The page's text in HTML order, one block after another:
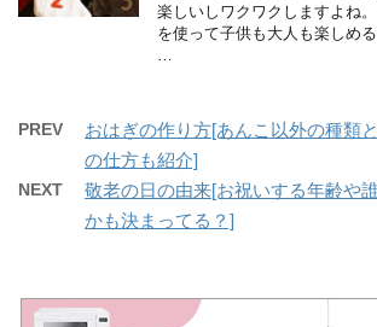
楽しいしワクワクしますよね
を使って子供も大人も楽しめ
PREV
おはぎの作り方[あんこ以外の種類
の仕方も紹介]
NEXT
敬老の日の由来[お祝いする年齢や
かも決まってる？]